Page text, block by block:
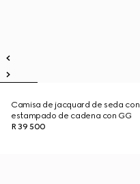
Camisa de jacquard de seda con
estampado de cadena con GG
R 39 500